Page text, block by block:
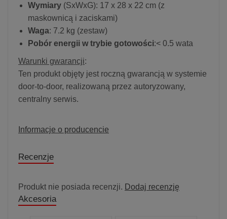
Wymiary (SxWxG): 17 x 28 x 22 cm (z
maskownicą i zaciskami)
Waga: 7.2 kg (zestaw)
Pobór energii w trybie gotowości:< 0.5 wata
Warunki gwarancji:
Ten produkt objęty jest roczną gwarancją w systemie
door-to-door, realizowaną przez autoryzowany,
centralny serwis.
Informacje o producencie
Recenzje
Produkt nie posiada recenzji. Dodaj recenzję
Akcesoria